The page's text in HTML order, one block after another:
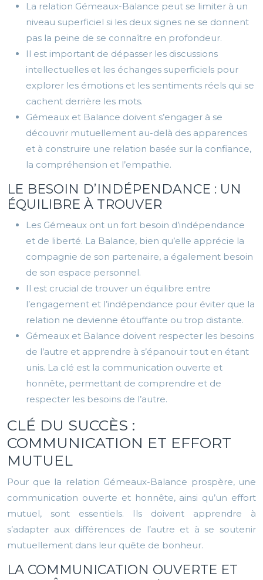
La relation Gémeaux-Balance peut se limiter à un
niveau superficiel si les deux signes ne se donnent
pas la peine de se connaître en profondeur.
Il est important de dépasser les discussions
intellectuelles et les échanges superficiels pour
explorer les émotions et les sentiments réels qui se
cachent derrière les mots.
Gémeaux et Balance doivent s’engager à se
découvrir mutuellement au-delà des apparences
et à construire une relation basée sur la confiance,
la compréhension et l’empathie.
LE BESOIN D’INDÉPENDANCE : UN
ÉQUILIBRE À TROUVER
Les Gémeaux ont un fort besoin d’indépendance
et de liberté. La Balance, bien qu’elle apprécie la
compagnie de son partenaire, a également besoin
de son espace personnel.
Il est crucial de trouver un équilibre entre
l’engagement et l’indépendance pour éviter que la
relation ne devienne étouffante ou trop distante.
Gémeaux et Balance doivent respecter les besoins
de l’autre et apprendre à s’épanouir tout en étant
unis. La clé est la communication ouverte et
honnête, permettant de comprendre et de
respecter les besoins de l’autre.
CLÉ DU SUCCÈS :
COMMUNICATION ET EFFORT
MUTUEL
Pour que la relation Gémeaux-Balance prospère, une
communication ouverte et honnête, ainsi qu’un effort
mutuel, sont essentiels. Ils doivent apprendre à
s’adapter aux différences de l’autre et à se soutenir
mutuellement dans leur quête de bonheur.
LA COMMUNICATION OUVERTE ET